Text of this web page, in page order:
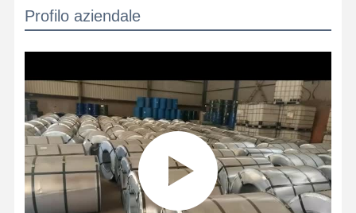
Profilo aziendale